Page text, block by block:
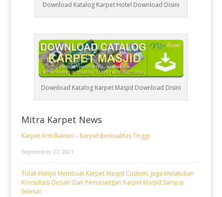
Download Katalog Karpet Hotel Download Disini
Download Katalog Karpet Masjid Download Disini
Mitra Karpet News
Karpet Anti Bakteri – Karpet Berkualitas Tinggi
September 27, 2021
Tidak Hanya Membuat Karpet Masjid Custom, Juga Melakukan
Konsultasi Desain Dan Pemasangan Karpet Masjid Sampai
Selesai